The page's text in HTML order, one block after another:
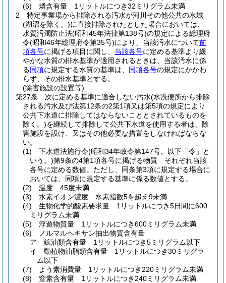
(6)
燐含有量 1リットルにつき32ミリグラム未満
2
特定事業場から排除される汚水が河川その他公共の水域
(湖沼を除く。)に直接排除されたとした場合においては、
水質汚濁防止法(昭和45年法律第138号)の規定による総理府
令(昭和46年総理府令第35号)により、当該汚水について前
項各号に掲げる項目に関し、 当該各号に定める基準より緩
やかな水質の排水基準が適用されるときは、当該汚水に係
る同項に規定する水質の基準は、 同項各号の規定にかかわ
らず、その排水基準とする。
(除害施設の設置等)
第27条
次に定める基準に適合しない汚水(水洗便所から排除
される汚水及び法第12条の2第1項又は第5項の規定により
公共下水道に排除してはならないこととされているものを
除く。)を継続して排除して公共下水道を使用する者は、除
害施設を設け、又はその他必要な措置をしなければならな
い。
(1)
下水道法施行令(昭和34年政令第147号。以下「令」と
いう。)第9条の4第1項各号に掲げる物質 それぞれ当該
各号に定める数値。 ただし、同条第3項に規定する場合に
おいては、同項に規定する基準に係る数値とする。
(2)
温度 45度未満
(3)
水素イオン濃度 水素指数5を超え9未満
(4)
生物化学的酸素要求量 1リットルにつき5日間に600
ミリグラム未満
(5)
浮遊物質量 1リットルにつき600ミリグラム未満
(6)
ノルマルヘキサン抽出物質含有量
ア
鉱油類含有量 1リットルにつき5ミリグラム以下
イ
動植物油脂類含有量 1リットルにつき30ミリグラ
ム以下
(7)
よう素消費量 1リットルにつき220ミリグラム未満
(8)
窒素含有量 1リットルにつき240ミリグラム未満